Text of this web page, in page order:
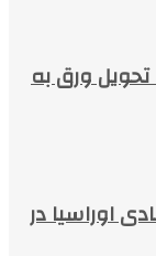
تحویل ورق به
اوراسیا در